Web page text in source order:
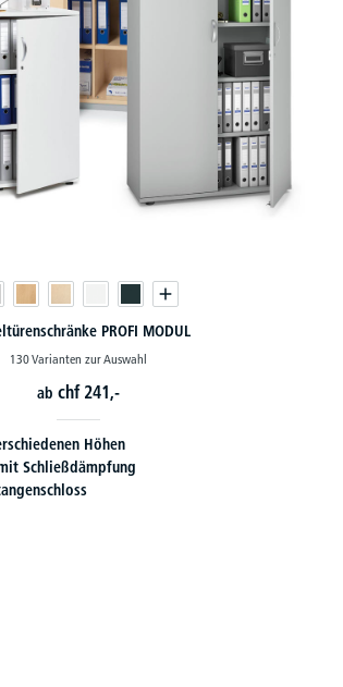
PROFI MODUL
130 Varianten zur Auswahl
ab chf 241,-
Höhen
Schließdämpfung